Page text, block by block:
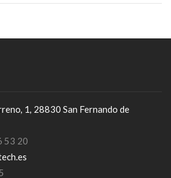
1, 28830 San Fernando de
53 20